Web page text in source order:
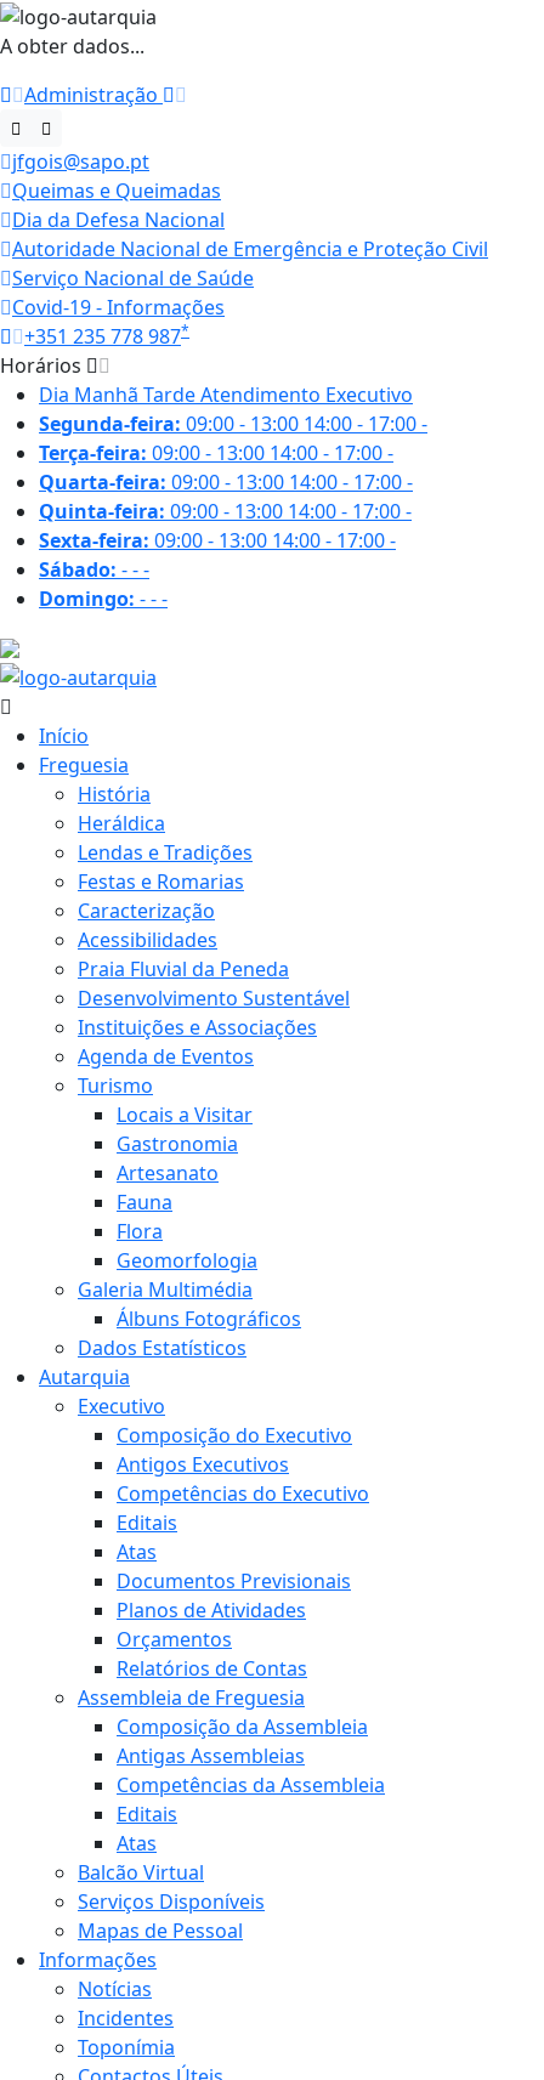
A obter dados...
Administração
jfgois@sapo.pt
Queimas e Queimadas
Dia da Defesa Nacional
Autoridade Nacional de Emergência e Proteção Civil
Serviço Nacional de Saúde
Covid-19 - Informações
+351 235 778 987*
Horários
Dia Manhã TardeAtendimento Executivo
Segunda-feira: 09:00 - 13:00 14:00 - 17:00-
Terça-feira: 09:00 - 13:00 14:00 - 17:00-
Quarta-feira: 09:00 - 13:00 14:00 - 17:00-
Quinta-feira: 09:00 - 13:00 14:00 - 17:00-
Sexta-feira: 09:00 - 13:00 14:00 - 17:00-
Sábado: ---
Domingo: ---
Início
Freguesia
História
Heráldica
Lendas e Tradições
Festas e Romarias
Caracterização
Acessibilidades
Praia Fluvial da Peneda
Desenvolvimento Sustentável
Instituições e Associações
Agenda de Eventos
Turismo
Locais a Visitar
Gastronomia
Artesanato
Fauna
Flora
Geomorfologia
Galeria Multimédia
Álbuns Fotográficos
Dados Estatísticos
Autarquia
Executivo
Composição do Executivo
Antigos Executivos
Competências do Executivo
Editais
Atas
Documentos Previsionais
Planos de Atividades
Orçamentos
Relatórios de Contas
Assembleia de Freguesia
Composição da Assembleia
Antigas Assembleias
Competências da Assembleia
Editais
Atas
Balcão Virtual
Serviços Disponíveis
Mapas de Pessoal
Informações
Notícias
Incidentes
Toponímia